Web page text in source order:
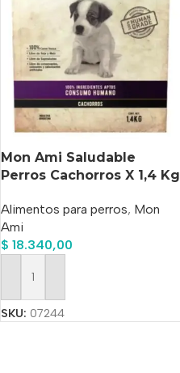
Mon Ami Saludable
Perros Cachorros X 1,4 Kg
Alimentos para perros, Mon
Ami
$ 18.340,00
Añadir Al Carrito
SKU: 07244